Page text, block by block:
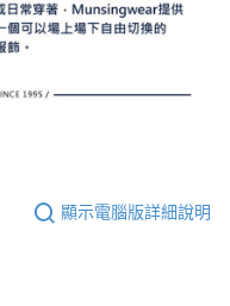
顯示電腦版詳細說明